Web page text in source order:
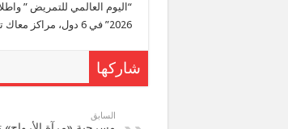
“اليوم العالمي للتمريض ”
2026” في 6 دول، مراكز معاك تنظم دورة تدريبية لتنمية قدرات الأطفال.
شاركها
السابق